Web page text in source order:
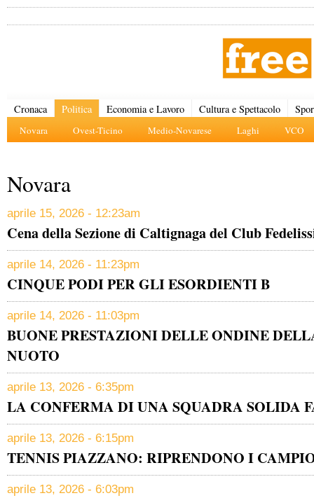
Cronaca Politica
Novara Ovest-Ticino Medio-Novarese Laghi VCO
Economia e Lavoro Cultura e Spettacolo
Novara
aprile 15, 2026 - 12:23am
Cena della Sezione di Caltignaga del Club
aprile 14, 2026 - 11:23pm
CINQUE PODI PER GLI ESORDIENTI B
aprile 14, 2026 - 11:03pm
BUONE PRESTAZIONI DELLE ONDINE
NUOTO
aprile 13, 2026 - 6:35pm
LA CONFERMA DI UNA SQUADRA SOLIDA
aprile 13, 2026 - 6:15pm
TENNIS PIAZZANO: RIPRENDONO I
aprile 13, 2026 - 6:03pm